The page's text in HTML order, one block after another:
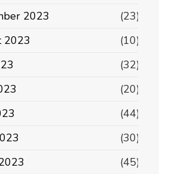
2023
(23)
2023
(10)
(32)
(20)
(44)
(30)
(45)